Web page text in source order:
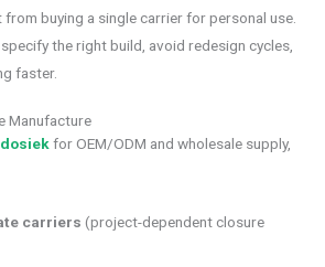
buying a single carrier for personal use.
the right build, avoid redesign cycles,
faster.
Manufacture
for OEM/ODM and wholesale supply,
carriers (project-dependent closure